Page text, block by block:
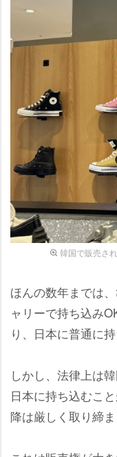
韓国で販売さ
ほんの数年までは
ャリーで持ち込み
り、日本に普通に
しかし、法律上は
日本に持ち込むこ
降は厳しく取り締